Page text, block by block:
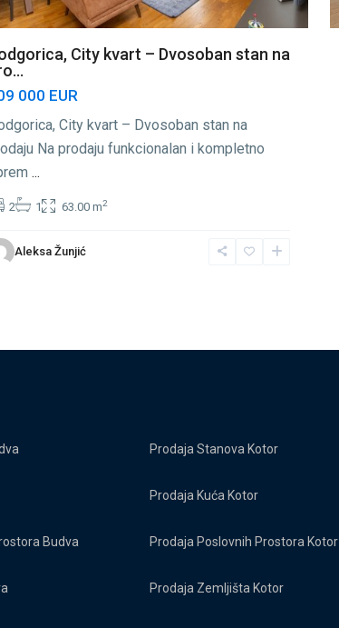
City kvart – Dvosoban stan na
000 EUR
City kvart – Dvosoban stan na
Na prodaju funkcionalan i kompletno
...
2 1 63.00 m2
Aleksa Žunjić
Budva
Prodaja Stanova Kotor
Prodaja Kuća Kotor
Prodaja Poslovnih Prostora Kotor
Prodaja Zemljišta Kotor